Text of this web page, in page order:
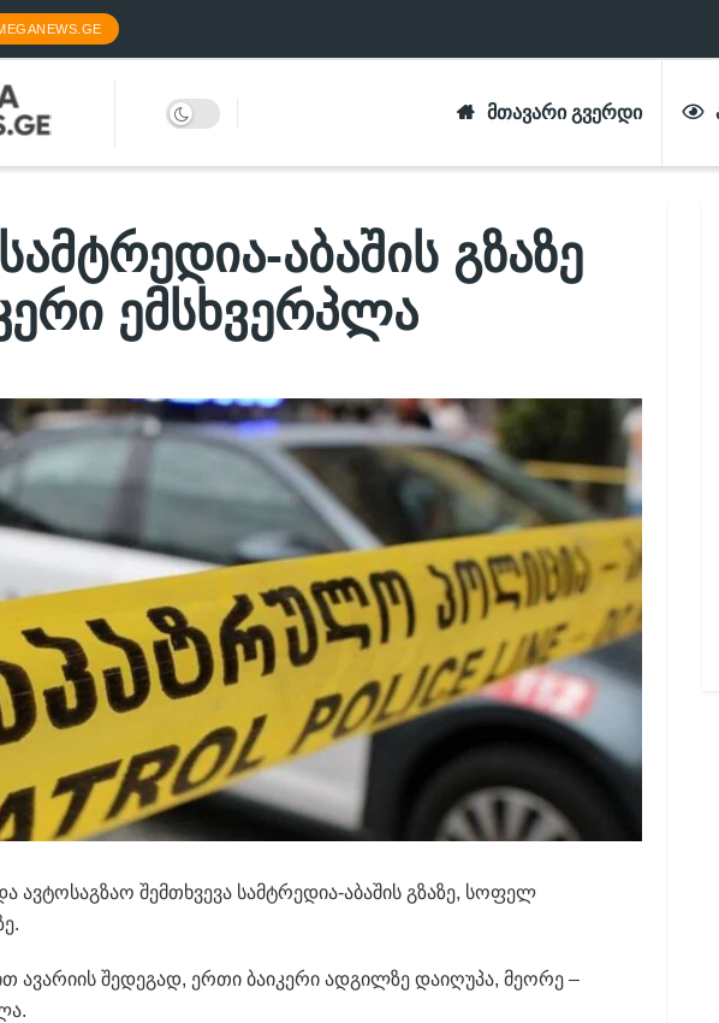
ᲛᲗᲐᲕᲐᲠᲘ ᲒᲕᲔᲠᲓᲘ
აბაშის გზაზე
ემსხვერპლა
შემთხვევა სამტრედია-აბაშის გზაზე, სოფელ
ავარიის შედეგად, ერთი ბაიკერი ადგილზე დაიღუპა, მეორე –